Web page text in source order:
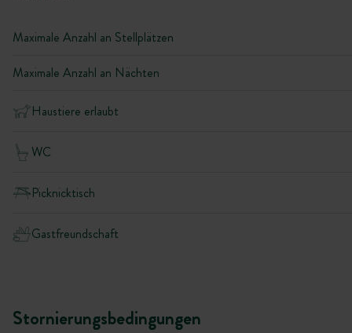
Maximale Anzahl an Stellplätzen
Maximale Anzahl an Nächten
Haustiere erlaubt
WC
Picknicktisch
Gastfreundschaft
Stornierungsbedingungen